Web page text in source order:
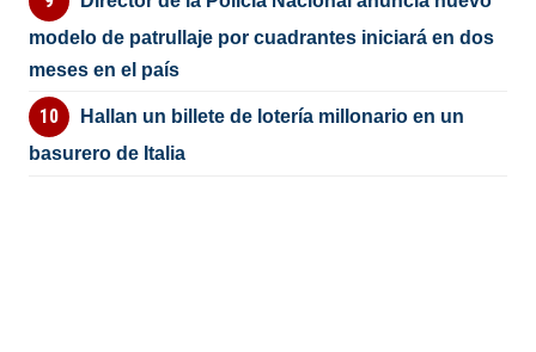
modelo de patrullaje por cuadrantes iniciará en dos
meses en el país
Hallan un billete de lotería millonario en un
basurero de Italia